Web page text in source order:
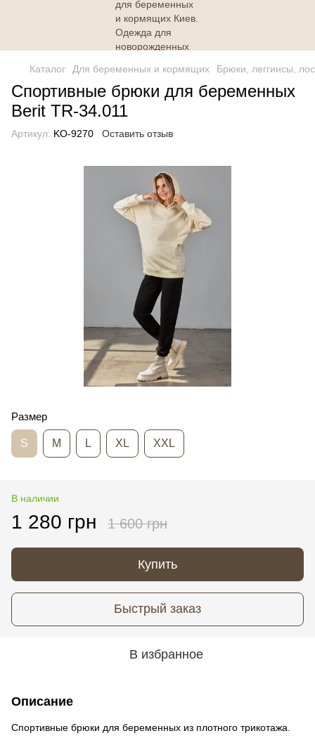
Каталог Для беременных и кормящих Брюки, леггинсы,
Спортивные брюки для беременных
Berit TR-34.011
Артикул: KO-9270 Оставить отзыв
Размер
S M L XL XXL
В наличии
1 280 грн 1 600 грн
Купить
Быстрый заказ
В избранное
Описание
Спортивные брюки для беременных из плотного трикотажа.